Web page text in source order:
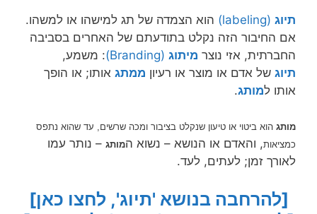
תיוג (labeling)
הוא הצמדה של תג למישהו או למשהו.
אם החיבור הזה נקלט בתודעתם של האחרים בסביבה
החברתית, אזי נוצר מיתוג (Branding)
: משמע,
תיוג של אדם או מוצר או רעיון ממתג אותו; או הופך
אותו למותג.
מותג הוא ביטוי או טיעון שנקלט בציבור ומכה שרשים, עד שהוא נתפס
כמציאות, והאדם או הנושא – נשוא המותג – נותר עמו
לאורך זמן; לעתים, לעד.
[להרחבה בנושא 'תיוג', לחצו כאן]